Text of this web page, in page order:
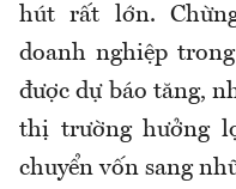
hút rất lớn.
doanh nghiệp
được dự báo tăng,
thị trường hưởng
chuyển vốn sang